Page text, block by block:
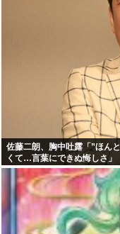
佐藤二朗、胸中吐露「”ほん
くて…言葉にできぬ悔しさ」